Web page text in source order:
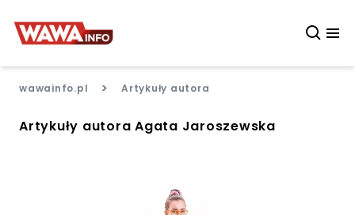
wawainfo.pl > Artykuły autora
Artykuły autora Agata Jaroszewska